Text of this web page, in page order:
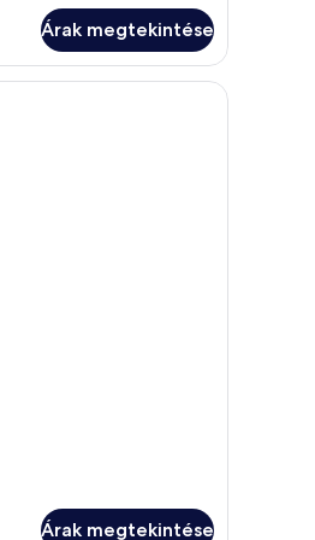
Árak megtekintése
Árak megtekintése